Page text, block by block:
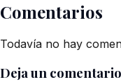
Comentarios
Todavía no hay
Deja un comentario